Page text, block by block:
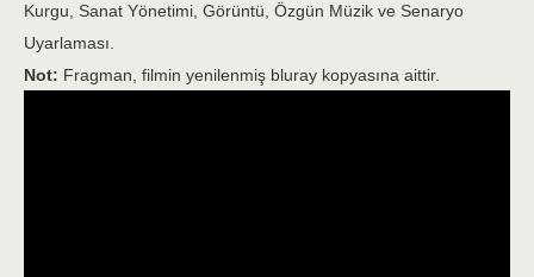
Kurgu, Sanat Yönetimi, Görüntü, Özgün Müzik ve Senaryo
Uyarlaması.
Not: Fragman, filmin yenilenmiş bluray kopyasına aittir.